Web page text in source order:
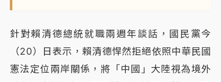
針對賴清德總統就職兩週年談話，國民黨今
（20）日表示，賴清德悍然拒絕依照中華民國
憲法定位兩岸關係，將「中國」大陸視為境外